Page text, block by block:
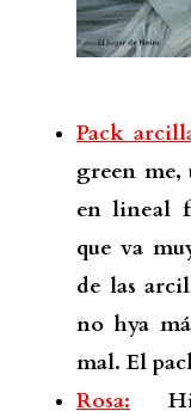
Pack
green me,
en lineal
que va
de las
no hya
mal. El
Rosa: